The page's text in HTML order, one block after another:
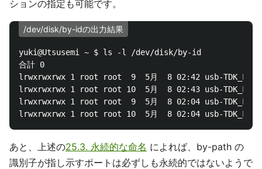
ションの指定も可能です。
/dev/disk/by-idの出力結果
yuki@Utsusemi ~ $ ls -l /dev/disk/by-id
合計 0
lrwxrwxrwx 1 root root  9  5月  8 02:42 usb-
lrwxrwxrwx 1 root root 10  5月  8 02:43 usb-
lrwxrwxrwx 1 root root  9  5月  8 02:04 usb-
あと、上述の25.3. 永続的な命名 によれば、by-path の
識別子が指し示すポートは必ずしも永続的ではないようで